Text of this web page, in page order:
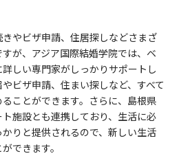
やビザ申請、住居探しなどさまざ
が、アジア国際結婚学院では、ベ
しい専門家がしっかりサポートし
ビザ申請、住まい探しなど、すべて
ことができます。さらに、島根県
施設とも連携しており、生活に必
りと提供されるので、新しい生活
できます。